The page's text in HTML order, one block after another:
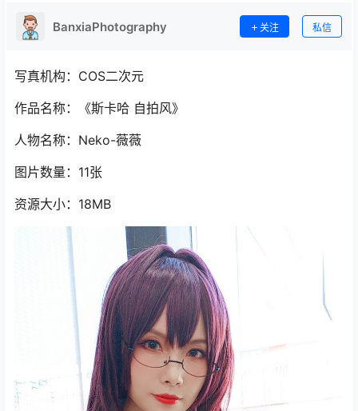
BanxiaPhotography 关注 私信
写真机构：COS二次元
作品名称：《斯卡哈 自拍风》
人物名称：Neko-薇薇
图片数量：11张
资源大小：18MB